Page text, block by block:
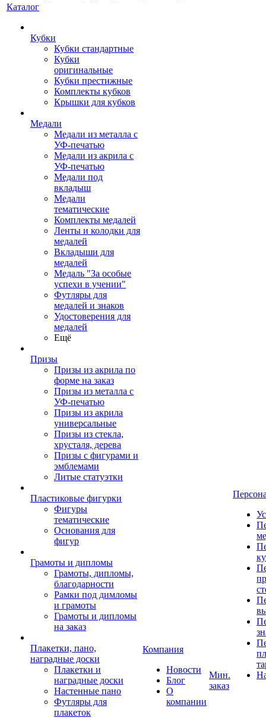
Каталог
Кубки
Кубки стандартные
Кубки
оригинальные
Кубки престижные
Комплекты кубков
Крышки для кубков
Медали
Медали из металла с
УФ-печатью
Медали из акрила с
УФ-печатью
Медали под
вкладыш
Медали
тематические
Комплекты медалей
Ленты и колодки для
медалей
Вкладыши для
медалей
Медаль "За особые
успехи в учении"
Футляры для
медалей и знаков
Удостоверения для
медалей
Ещё
Призы
Призы из акрила по
форме на заказ
Призы из металла с
УФ-печатью
Призы из акрила
универсальные
Призы из стекла,
хрусталя, дерева
Призы с фигурами и
эмблемами
Литые статуэтки
Пластиковые фигурки
Фигуры
тематические
Основания для
фигур
Грамоты и дипломы
Грамоты, дипломы,
благодарности
Рамки под димломы
и грамоты
Грамоты и дипломы
на заказ
Плакетки, пано,
наградные доски
Плакетки и
наградные доски
Настенные пано
Футляры для
плакеток
Компания
Новости
Блог
О
компании
Мин.
заказ